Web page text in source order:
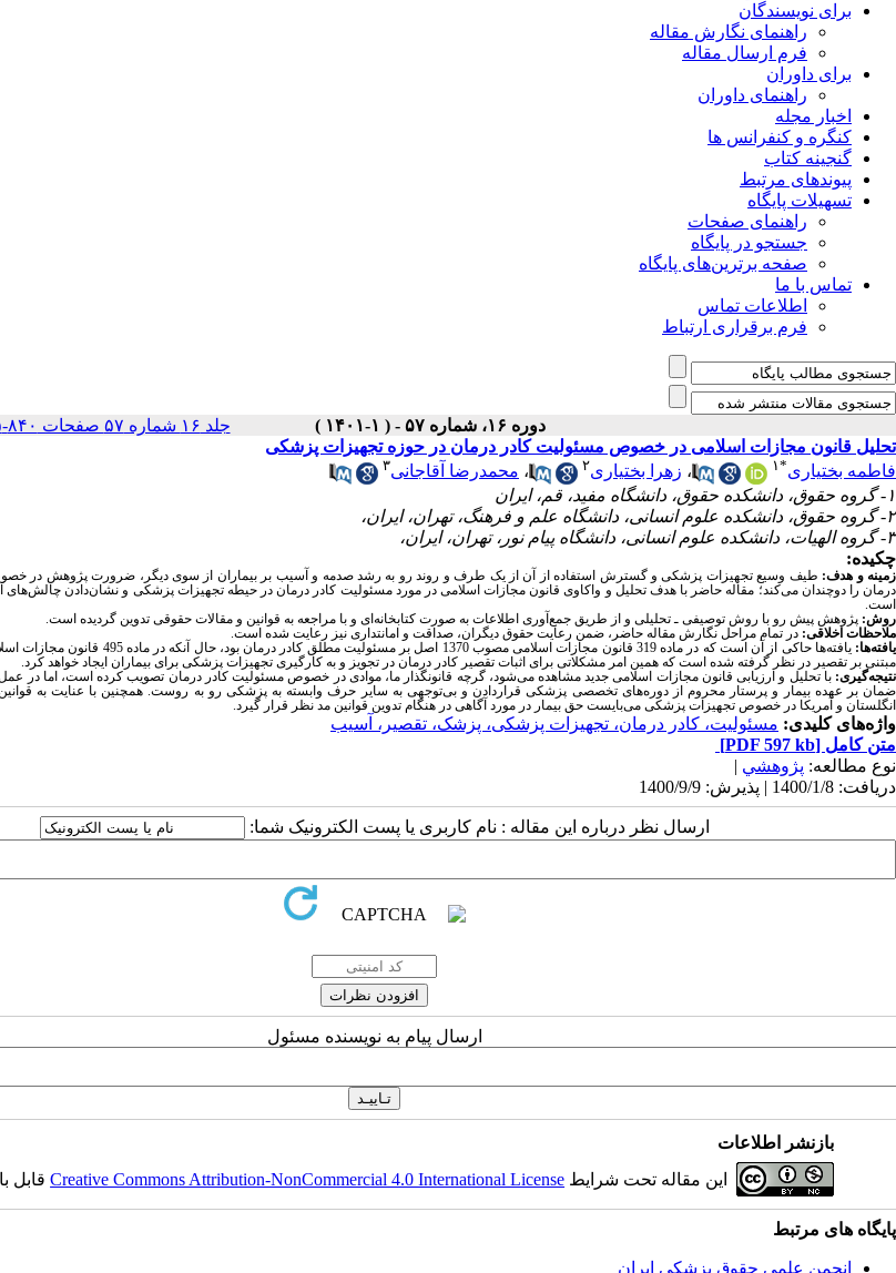
برای نویسندگان
راهنمای نگارش مقاله
فرم ارسال مقاله
برای داوران
راهنمای داوران
اخبار مجله
کنگره و کنفرانس ها
گنجینه کتاب
پیوندهای مرتبط
تسهیلات پایگاه
راهنمای صفحات
جستجو در پایگاه
صفحه برترین‌های پایگاه
تماس با ما
اطلاعات تماس
فرم برقراری ارتباط
دوره ۱۶، شماره ۵۷ - ( ۱-۱۴۰۱ ) جلد ۱۶ شماره ۵۷ صفحات ۸۴۰-۸۲۵
تحلیل قانون مجازات اسلامی در خصوص مسئولیت کادر درمان در حوزه تجهیزات پزشکی
فاطمه بختیاری*۱ ، زهرا بختیاری۲ ، محمدرضا آقاجانی۳
۱- گروه حقوق، دانشکده حقوق، دانشگاه مفید، قم، ایران
۲- گروه حقوق، دانشکده علوم انسانی، دانشگاه علم و فرهنگ، تهران، ایران،
۳- گروه الهیات، دانشکده علوم انسانی، دانشگاه پیام نور، تهران، ایران،
چکیده:
زمینه و هدف: طیف وسیع تجهیزات پزشکی و گسترش استفاده از آن از یک طرف و روند رو به رشد صدمه و آسیب بر بیماران از سوی دیگر، ضرورت پژوهش در
درمان را دوچندان می‌کند؛ مقاله حاضر با هدف تحلیل و واکاوی قانون مجازات اسلامی در مورد مسئولیت کادر درمان در حیطه تجهیزات پزشکی و نشان‌دادن چالش‌های
است.
روش: پژوهش پیش رو با روش توصیفی ـ تحلیلی و از طریق جمع‌آوری اطلاعات به صورت کتابخانه‌ای و با مراجعه به قوانین و مقالات حقوقی تدوین گردیده است.
ملاحظات اخلاقی: در تمام مراحل نگارش مقاله حاضر، ضمن رعایت حقوق دیگران، صداقت و امانتداری نیز رعایت شده است.
یافته‌ها:
مبتنی بر تقصیر در نظر گرفته شده است که همین امر مشکلاتی برای اثبات تقصیر کادر درمان در تجویز و به کارگیری تجهیزات پزشکی برای بیماران ایجاد خواهد کرد.
نتیجه‌گیری: با تحلیل و ارزیابی قانون مجازات اسلامی جدید مشاهده می‌شود، گرچه قانونگذار ما، موادی در خصوص مسئولیت کادر درمان تصویب کرده است، اما در
ضمان بر عهده بیمار و پرستار محروم از دوره‌های تخصصی پزشکی قراردادن و بی‌توجهی به سایر حرف وابسته به پزشکی رو به روست. همچنین با عنایت به
انگلستان و آمریکا در خصوص تجهیزات پزشکی می‌بایست حق بیمار در مورد آگاهی در هنگام تدوین قوانین مد نظر قرار گیرد.
واژه‌های کلیدی: مسئولیت، کادر درمان، تجهیزات پزشکی، پزشک، تقصیر، آسیب
متن کامل [PDF 597 kb]
نوع مطالعه: پژوهشي |
دریافت: 1400/1/8 | پذیرش: 1400/9/9
ارسال نظر درباره این مقاله : نام کاربری یا پست الکترونیک شما:
ارسال پیام به نویسنده مسئول
بازنشر اطلاعات
این مقاله تحت شرایط Creative Commons Attribution-NonCommercial 4.0 International Licenseقابل
پایگاه های مرتبط
انجمن علمی حقوق پزشکی ایران